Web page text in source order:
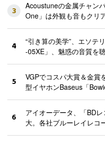
3
Acoustuneの金属チャン
One」は外観も音もクリ
4
“引き算の美学”、エソテ
-05XE」、魅惑の音質を
5
VGPでコスパ大賞＆金賞
型イヤホンBaseus「
6
アイオーデータ、「BD
大。各社ブルーレイレコ